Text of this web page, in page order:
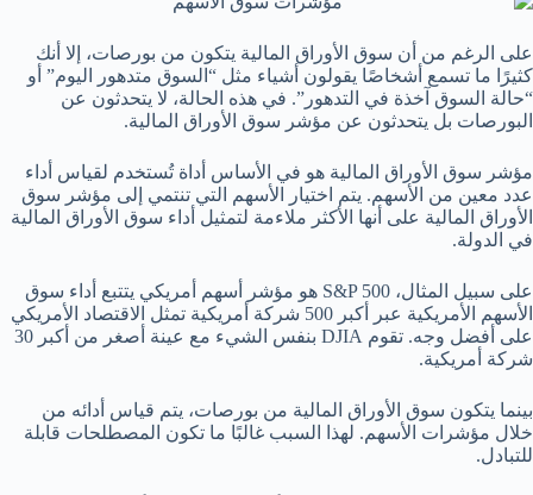
على الرغم من أن سوق الأوراق المالية يتكون من بورصات، إلا أنك
كثيرًا ما تسمع أشخاصًا يقولون أشياء مثل “السوق متدهور اليوم” أو
“حالة السوق آخذة في التدهور”. في هذه الحالة، لا يتحدثون عن
البورصات بل يتحدثون عن مؤشر سوق الأوراق المالية.
مؤشر سوق الأوراق المالية هو في الأساس أداة تُستخدم لقياس أداء
عدد معين من الأسهم. يتم اختيار الأسهم التي تنتمي إلى مؤشر سوق
الأوراق المالية على أنها الأكثر ملاءمة لتمثيل أداء سوق الأوراق المالية
في الدولة.
على سبيل المثال، S&P 500 هو مؤشر أسهم أمريكي يتتبع أداء سوق
الأسهم الأمريكية عبر أكبر 500 شركة أمريكية تمثل الاقتصاد الأمريكي
على أفضل وجه. تقوم DJIA بنفس الشيء مع عينة أصغر من أكبر 30
شركة أمريكية.
بينما يتكون سوق الأوراق المالية من بورصات، يتم قياس أدائه من
خلال مؤشرات الأسهم. لهذا السبب غالبًا ما تكون المصطلحات قابلة
للتبادل.